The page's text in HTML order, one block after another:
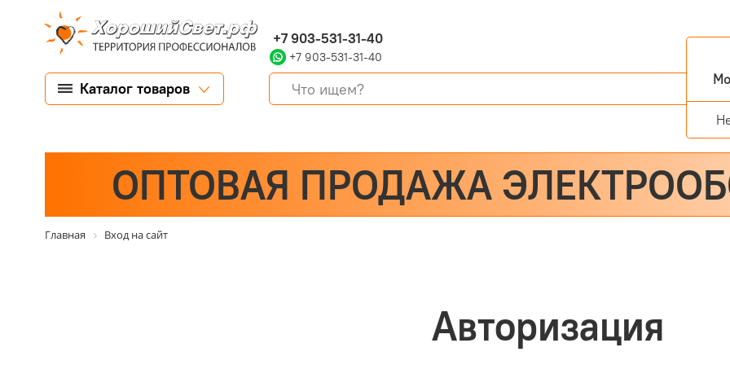
+7 903-531-31-40
+7 903-531-31-40
Каталог товаров
ОПТОВАЯ ПРОДАЖА
Главная Вход на сайт
Авторизация